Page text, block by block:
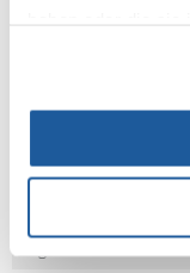
Fragen und